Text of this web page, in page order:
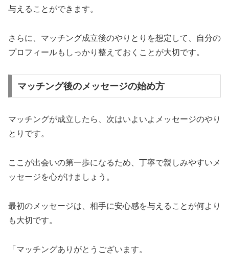
与えることができます。
さらに、マッチング成立後のやりとりを想定して、自分の
プロフィールもしっかり整えておくことが大切です。
マッチング後のメッセージの始め方
マッチングが成立したら、次はいよいよメッセージのやり
とりです。
ここが出会いの第一歩になるため、丁寧で親しみやすいメ
ッセージを心がけましょう。
最初のメッセージは、相手に安心感を与えることが何より
も大切です。
「マッチングありがとうございます。